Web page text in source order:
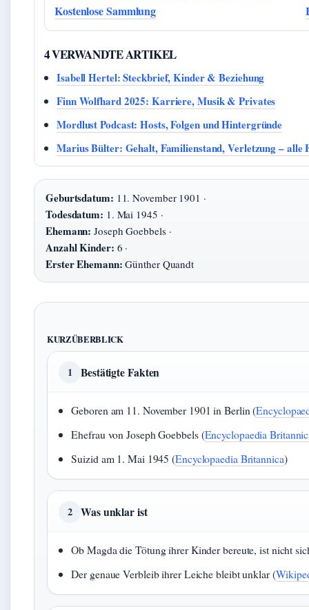
Kostenlose Sammlung
4 VERWANDTE ARTIKEL
Isabell Hertel: Steckbrief, Kinder & Beziehung
Finn Wolfhard 2025: Karriere, Musik & Privates
Mordlust Podcast: Hosts, Folgen und Hintergründe
Marius Bülter: Gehalt, Familienstand, Verletzung – alle
Geburtsdatum: 11. November 1901 ·
Todesdatum: 1. Mai 1945 ·
Ehemann: Joseph Goebbels ·
Anzahl Kinder: 6 ·
Erster Ehemann: Günther Quandt
KURZÜBERBLICK
1 Bestätigte Fakten
Geboren am 11. November 1901 in Berlin (
Ehefrau von Joseph Goebbels (Encyclopaedia
Suizid am 1. Mai 1945 (Encyclopaedia Britannica)
2 Was unklar ist
Ob Magda die Tötung ihrer Kinder bereute, ist nicht
Der genaue Verbleib ihrer Leiche bleibt unklar (